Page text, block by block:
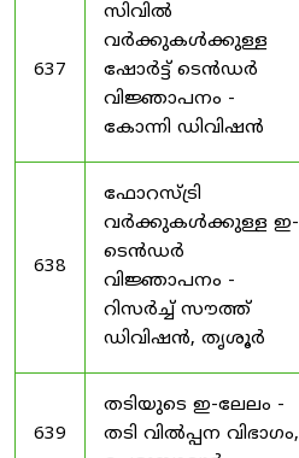
637
സിവിൽ
വർക്കുകൾക്കുള്ള
ഷോർട്ട് ടെൻഡർ
വിജ്ഞാപനം -
കോന്നി ഡിവിഷൻ
638
ഫോറസ്ട്രി
വർക്കുകൾക്കുള്ള ഇ-
ടെൻഡർ
വിജ്ഞാപനം -
റിസർച്ച് സൗത്ത്
ഡിവിഷൻ, തൃശൂർ
639
തടിയുടെ ഇ-ലേലം -
തടി വിൽപ്പന വിഭാഗം,